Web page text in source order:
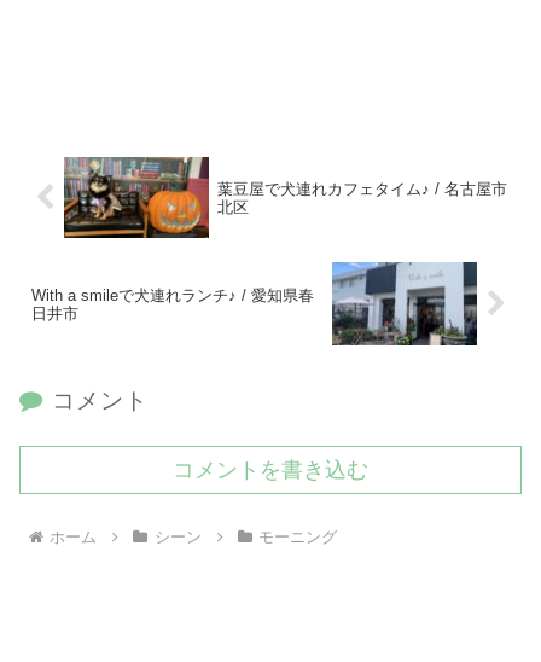
葉豆屋で犬連れカフェタイム♪ / 名古屋市
北区
With a smileで犬連れランチ♪ / 愛知県春
日井市
コメント
コメントを書き込む
ホーム シーン モーニング